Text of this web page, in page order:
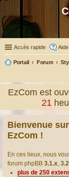
Accès rapide Aide
Portail Forum
EzCom est
21
Bienvenue
EzCom !
En ces lieux, nous
forum phpBB 3.1.x,
plus de 250